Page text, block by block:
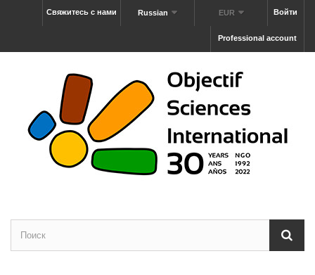
Войти
EUR
Russian
Свяжитесь с нами
Professional account